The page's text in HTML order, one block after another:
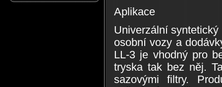
Aplikace
Univerzální
osobní vozy a
LL-3 je vhodný pro
tryska tak bez něj.
sazovými filtry.